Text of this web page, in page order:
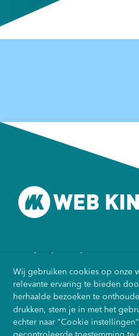
internetbureau van
Warmoesstraat 149-151
1012 JC • Amsterdam
06 51 60 95 16
Wij gebruiken cookies op onze
relevante ervaring te bieden
herhaalde bezoeken te
drukken, stem je in met het
echter naar "Cookie